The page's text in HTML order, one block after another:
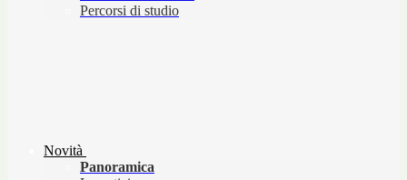
Percorsi di studio
Novità
Panoramica